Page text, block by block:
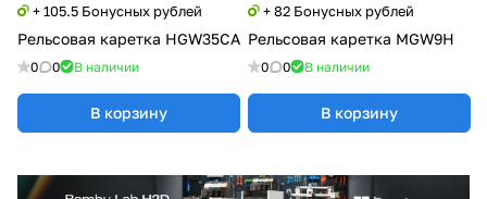
+ 105.5 Бонусных рублей
Рельсовая каретка HGW35CA
0 0 В наличии
В корзину
+ 82 Бонусных рублей
Рельсовая каретка MGW9H
0 0 В наличии
В корзину